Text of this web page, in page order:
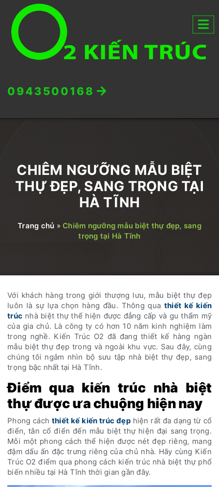
0943500168
CHIÊM NGƯỠNG MẪU BIỆT
THỰ ĐẸP, SANG TRỌNG TẠI
HÀ TĨNH
Trang chủ » Chiêm ngưỡng mẫu biệt thự đẹp, sang
trọng tại Hà Tĩnh
Với khách hàng trong giới thượng lưu, mẫu biệt thự đẹp
luôn là sự lựa chọn hàng đầu. Thông qua thiết kế kiến
trúc nhà biệt thự thể hiện được đẳng cấp và gu thẩm mỹ
của gia chủ. Là công ty có hơn 10 năm kinh nghiệm làm
trong nghề. Kiến Trúc O2 đã đang thiết kế hàng ngàn
mẫu biệt thự đẹp trong và ngoài khu vực. Sau đây, cùng
chúng tôi ngắm nhìn bộ sưu tập nhà biệt thự đẹp, sang
trọng bậc nhất tại Hà Tĩnh.
Điểm qua kiến trúc nhà biệt
thự được ưa chuộng hiện nay
Phong cách thiết kế kiến trúc đẹphiện rất đa dạng từ cổ
điển, tân cổ điển đến mẫu biệt thự hiện đại sang trọng.
Mỗi một phong cách thể hiện được nét đẹp riêng, mang
đậm dấu ấn đặc trưng riêng của chủ nhà. Hãy cùng Kiến
Trúc O2 điểm qua phong cách kiến trúc nhà biệt thự phổ
biến nhiều tại Hà Tĩnh thời gian gần đây.